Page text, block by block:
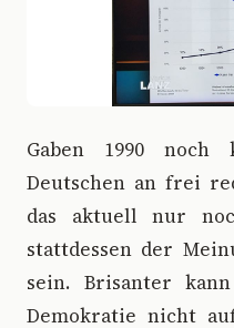
Gaben 1990 noch
Deutschen an frei
das aktuell nur
stattdessen der
sein. Brisanter
Demokratie nicht